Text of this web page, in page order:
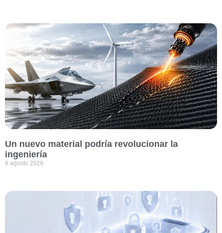
Un nuevo material podría revolucionar la
ingeniería
6 agosto 2026